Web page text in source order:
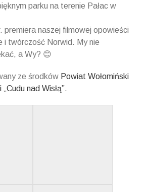
parku na terenie Pałac w
premiera naszej filmowej opowieści
i twórczość Norwid. My nie
a Wy? 😊
ze środków Powiat Wołomiński
nad Wisłą”.